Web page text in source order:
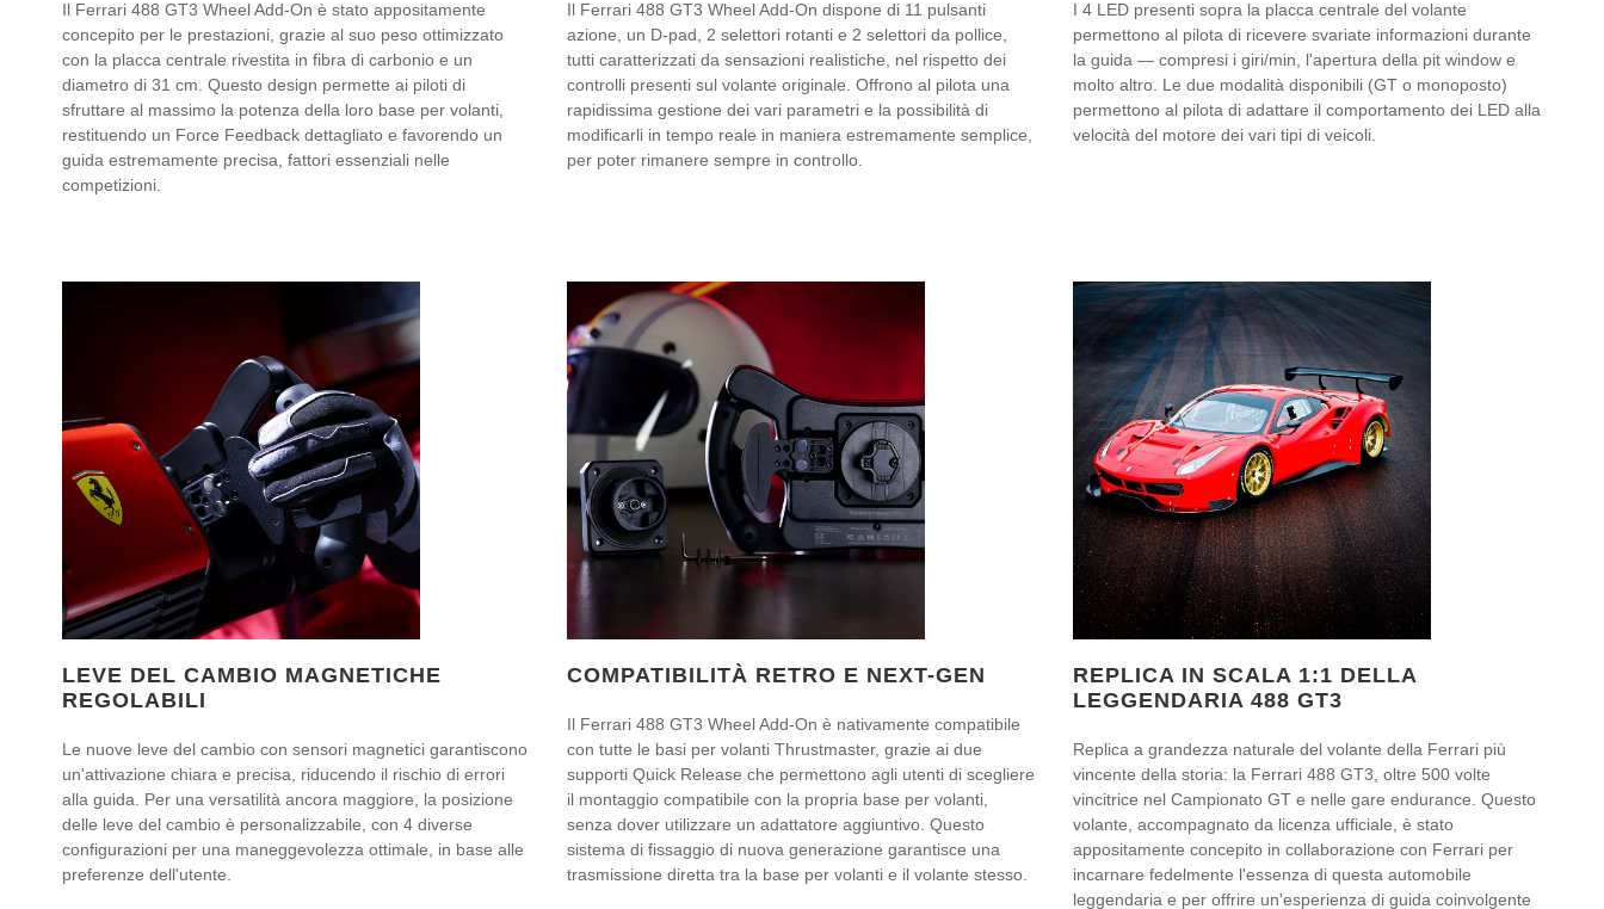
Il Ferrari 488 GT3 Wheel Add-On è stato appositamente
concepito per le prestazioni, grazie al suo peso ottimizzato
con la placca centrale rivestita in fibra di carbonio e un
diametro di 31 cm. Questo design permette ai piloti di
sfruttare al massimo la potenza della loro base per volanti,
restituendo un Force Feedback dettagliato e favorendo un
guida estremamente precisa, fattori essenziali nelle
competizioni.
Il Ferrari 488 GT3 Wheel Add-On dispone di 11 pulsanti
azione, un D-pad, 2 selettori rotanti e 2 selettori da pollice,
tutti caratterizzati da sensazioni realistiche, nel rispetto dei
controlli presenti sul volante originale. Offrono al pilota una
rapidissima gestione dei vari parametri e la possibilità di
modificarli in tempo reale in maniera estremamente semplice,
per poter rimanere sempre in controllo.
I 4 LED presenti sopra la placca centrale del volante
permettono al pilota di ricevere svariate informazioni durante
la guida — compresi i giri/min, l'apertura della pit window e
molto altro. Le due modalità disponibili (GT o monoposto)
permettono al pilota di adattare il comportamento dei LED alla
velocità del motore dei vari tipi di veicoli.
LEVE DEL CAMBIO MAGNETICHE
REGOLABILI
Le nuove leve del cambio con sensori magnetici garantiscono
un'attivazione chiara e precisa, riducendo il rischio di errori
alla guida. Per una versatilità ancora maggiore, la posizione
delle leve del cambio è personalizzabile, con 4 diverse
configurazioni per una maneggevolezza ottimale, in base alle
preferenze dell'utente.
COMPATIBILITÀ RETRO E NEXT-GEN
Il Ferrari 488 GT3 Wheel Add-On è nativamente compatibile
con tutte le basi per volanti Thrustmaster, grazie ai due
supporti Quick Release che permettono agli utenti di scegliere
il montaggio compatibile con la propria base per volanti,
senza dover utilizzare un adattatore aggiuntivo. Questo
sistema di fissaggio di nuova generazione garantisce una
trasmissione diretta tra la base per volanti e il volante stesso.
REPLICA IN SCALA 1:1 DELLA
LEGGENDARIA 488 GT3
Replica a grandezza naturale del volante della Ferrari più
vincente della storia: la Ferrari 488 GT3, oltre 500 volte
vincitrice nel Campionato GT e nelle gare endurance. Questo
volante, accompagnato da licenza ufficiale, è stato
appositamente concepito in collaborazione con Ferrari per
incarnare fedelmente l'essenza di questa automobile
leggendaria e per offrire un'esperienza di guida coinvolgente